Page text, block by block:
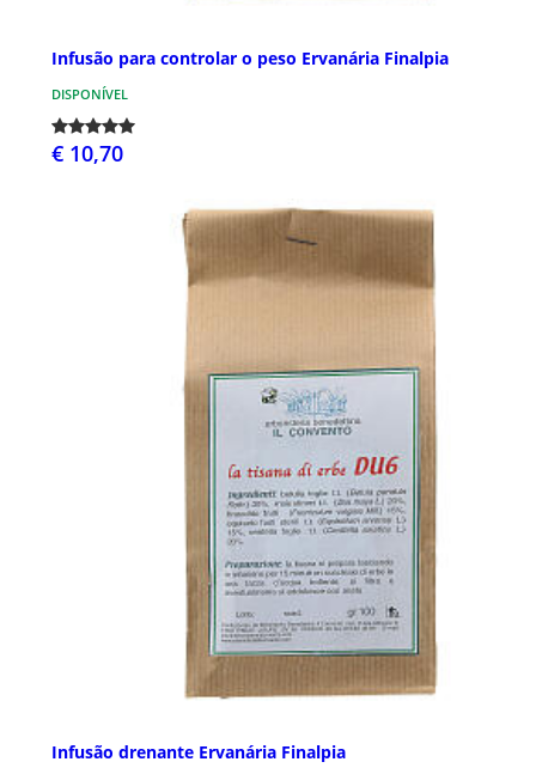
Infusão para controlar o peso Ervanária Finalpia
DISPONÍVEL
€ 10,70
Infusão drenante Ervanária Finalpia